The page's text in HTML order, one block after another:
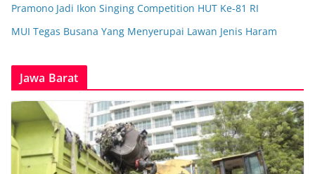
Pramono Jadi Ikon Singing Competition HUT Ke-81 RI
MUI Tegas Busana Yang Menyerupai Lawan Jenis Haram
Jawa Barat